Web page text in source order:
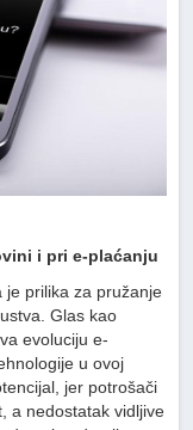
i pri e-plaćanju
je prilika za pružanje
Glas kao
evoluciju e-
u ovoj
jer potrošači
a nedostatak vidljive